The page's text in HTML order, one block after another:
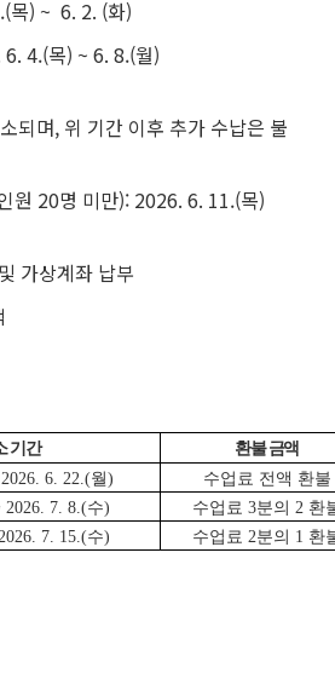
목) ~ 6. 2. (화)
4.(목) ~ 6. 8.(월)
며, 위 기간 이후 추가 수납은 불
20명 미만): 2026. 6. 11.(목)
가상계좌 납부
기간
환불 금액
6. 22.(월)
수업료 전액 환불
2026. 7. 8.(수)
수업료 3분의 2 환
7. 15.(수)
수업료 2분의 1 환